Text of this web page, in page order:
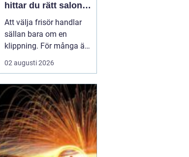
hittar du rätt salong
för stil, kvalitet och
känsla
Att välja frisör handlar
sällan bara om en
klippning. För många är
besöket en paus i
vardagen, ett sätt att
ibland ett viktigt
förberedande steg inför
ett stort ögonblick i livet.
I en mindre ort som
Hallstahammar blir valet
a...
02 augusti 2026